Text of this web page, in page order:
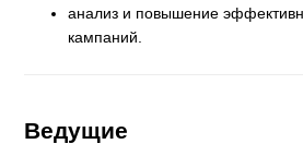
анализ и повышение
кампаний.
Ведущие